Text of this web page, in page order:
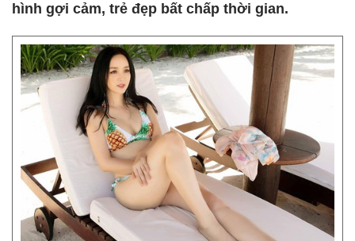
hình gợi cảm, trẻ đẹp bất chấp thời gian.